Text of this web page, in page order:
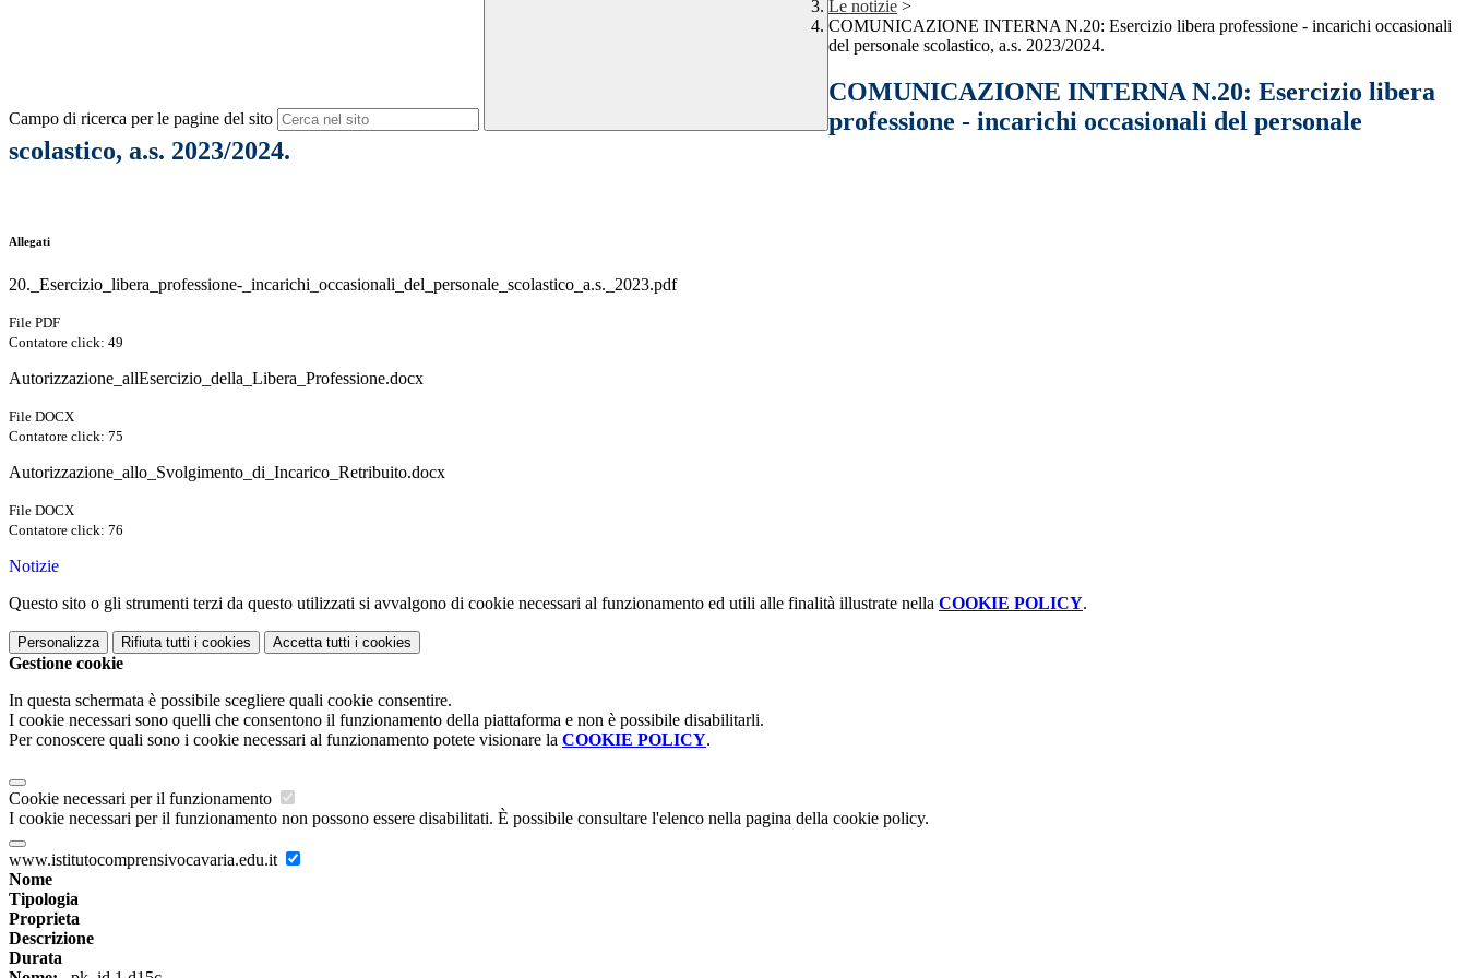
Campo di ricerca per le pagine del sito
Le notizie >
COMUNICAZIONE INTERNA N.20: Esercizio libera professione - incarichi occasionali
del personale scolastico, a.s. 2023/2024.
COMUNICAZIONE INTERNA N.20: Esercizio libera
professione - incarichi occasionali del personale
scolastico, a.s. 2023/2024.
Allegati
20._Esercizio_libera_professione-_incarichi_occasionali_del_personale_scolastico_a.s._2023.pdf
File PDF
Contatore click: 49
Autorizzazione_allEsercizio_della_Libera_Professione.docx
File DOCX
Contatore click: 75
Autorizzazione_allo_Svolgimento_di_Incarico_Retribuito.docx
File DOCX
Contatore click: 76
Notizie
Questo sito o gli strumenti terzi da questo utilizzati si avvalgono di cookie necessari al funzionamento ed utili alle finalità illustrate nella COOKIE POLICY.
Personalizza Rifiuta tutti i cookies Accetta tutti i cookies
Gestione cookie
In questa schermata è possibile scegliere quali cookie consentire.
I cookie necessari sono quelli che consentono il funzionamento della piattaforma e non è possibile disabilitarli.
Per conoscere quali sono i cookie necessari al funzionamento potete visionare la COOKIE POLICY.
Cookie necessari per il funzionamento
I cookie necessari per il funzionamento non possono essere disabilitati. È possibile consultare l'elenco nella pagina della cookie policy.
www.istitutocomprensivocavaria.edu.it
Nome
Tipologia
Proprieta
Descrizione
Durata